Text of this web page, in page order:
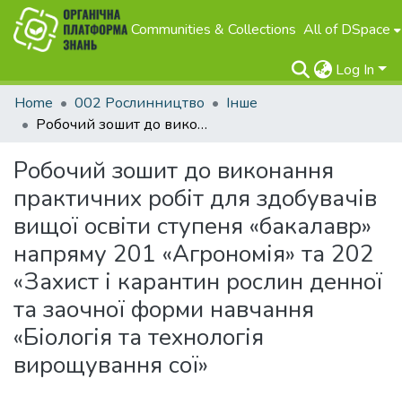
Communities & Collections All of DSpace
Log In
Home
002 Рослинництво
Інше
Робочий зошит до виконання практичних робіт для здобувачів вищої освіти ступеня «бакалавр» напряму 201 «Агрономія» та 202 «Захист і карантин рослин денної та заочної форми навчання «Біологія та технологія вирощування сої»
Робочий зошит до виконання
практичних робіт для здобувачів
вищої освіти ступеня «бакалавр»
напряму 201 «Агрономія» та 202
«Захист і карантин рослин денної
та заочної форми навчання
«Біологія та технологія
вирощування сої»